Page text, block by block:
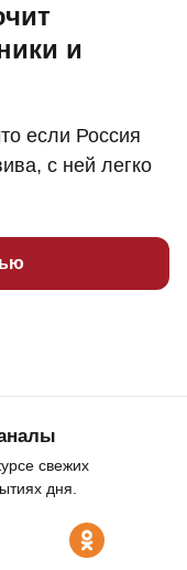
и
если Россия
с ней легко
свежих
дня.